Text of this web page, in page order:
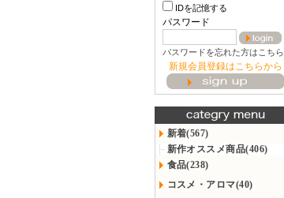
IDを記憶する
パスワード
パスワードを忘れた方はこちら
新規会員登録はこちらから
新着(567)
新作オススメ商品(406)
食品(238)
コスメ・アロマ(40)